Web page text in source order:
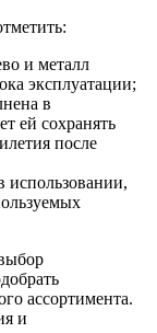
и металл
эксплуатации;
в
ей сохранять
после
использовании,
ассортимента.
и